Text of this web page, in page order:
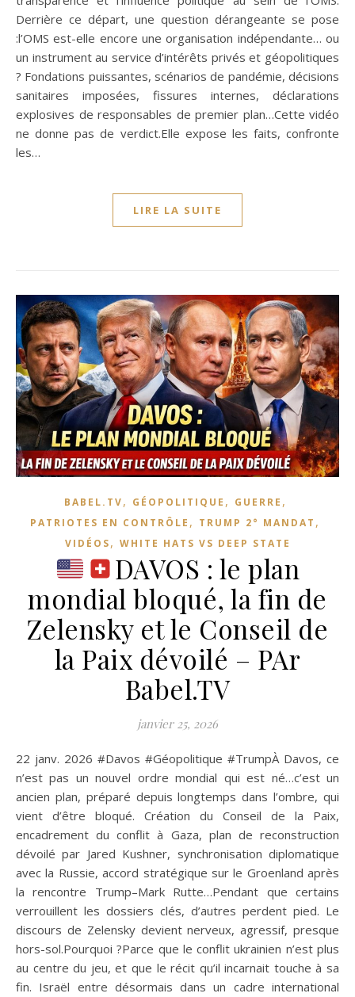
Derrière ce départ, une question dérangeante se pose
:l’OMS est-elle encore une organisation indépendante… ou
un instrument au service d’intérêts privés et géopolitiques
? Fondations puissantes, scénarios de pandémie, décisions
sanitaires imposées, fissures internes, déclarations
explosives de responsables de premier plan…Cette vidéo
ne donne pas de verdict.Elle expose les faits, confronte
les…
LIRE LA SUITE
BABEL.TV, GÉOPOLITIQUE , GUERRE ,
PATRIOTES EN CONTRÔLE , TRUMP 2° MANDAT ,
VIDÉOS, WHITE HATS VS DEEP STATE
DAVOS : le plan
mondial bloqué, la fin de
Zelensky et le Conseil de
la Paix dévoilé – PAr
Babel.TV
janvier 25, 2026
22 janv. 2026 #Davos #Géopolitique #TrumpÀ Davos, ce
n’est pas un nouvel ordre mondial qui est né…c’est un
ancien plan, préparé depuis longtemps dans l’ombre, qui
vient d’être bloqué. Création du Conseil de la Paix,
encadrement du conflit à Gaza, plan de reconstruction
dévoilé par Jared Kushner, synchronisation diplomatique
avec la Russie, accord stratégique sur le Groenland après
la rencontre Trump–Mark Rutte…Pendant que certains
verrouillent les dossiers clés, d’autres perdent pied. Le
discours de Zelensky devient nerveux, agressif, presque
hors-sol.Pourquoi ?Parce que le conflit ukrainien n’est plus
au centre du jeu, et que le récit qu’il incarnait touche à sa
fin. Israël entre désormais dans un cadre international